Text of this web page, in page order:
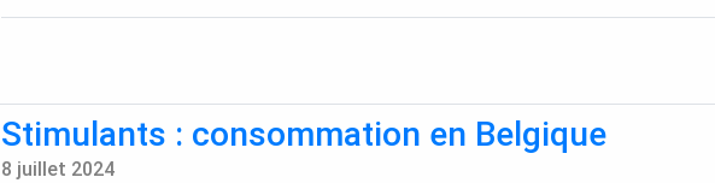
Stimulants : consommation en Belgique
8 juillet 2024